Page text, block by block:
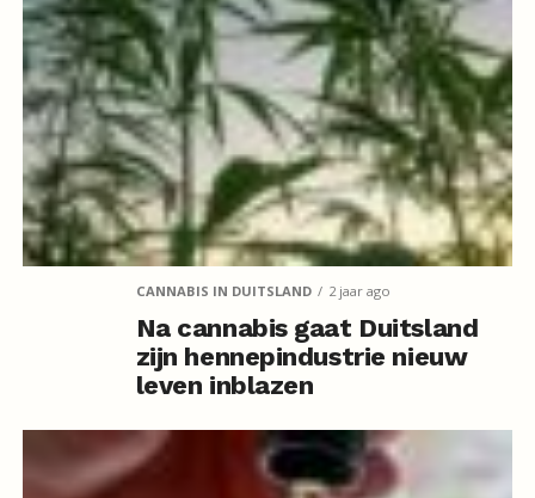
CANNABIS IN DUITSLAND 2 jaar ago
Na cannabis gaat Duitsland
zijn hennepindustrie nieuw
leven inblazen